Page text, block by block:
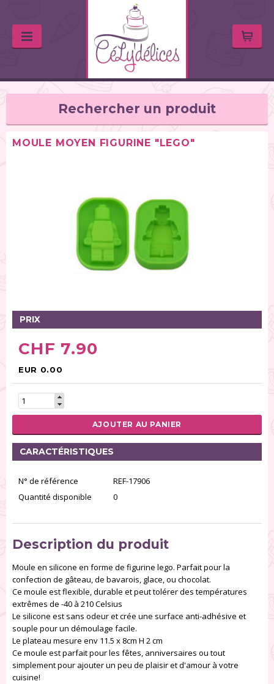
Rechercher un produit
Chalumeaux (1)
Poches à douille et bouteilles (62)
Spatules / ustensiles (90)
Pinces (6)
Rouleaux (18)
Tapis (21)
Outils pour pâte à sucre (86)
Presses à textures (26)
RÉINITIALISER LA RECHERCHE
MOULE MOYEN FIGURINE "LEGO"
PRIX
CHF 7.90
EUR 0.00
AJOUTER AU PANIER
CARACTÉRISTIQUES
N° de référence
REF-17906
Quantité disponible
0
Description du produit
Moule en silicone en forme de figurine lego. Parfait pour la
confection de gâteau, de bavarois, glace, ou chocolat.
Ce moule est flexible, durable et peut tolérer des températures
extrêmes de -40 à 210 Celsius
Le silicone est sans odeur et crée une surface anti-adhésive et
souple pour un démoulage facile.
Le plateau mesure env 11.5 x 8cm H 2 cm
Ce moule est parfait pour les fêtes, anniversaires ou tout
simplement pour ajouter un peu de plaisir et d'amour à votre
cuisine!